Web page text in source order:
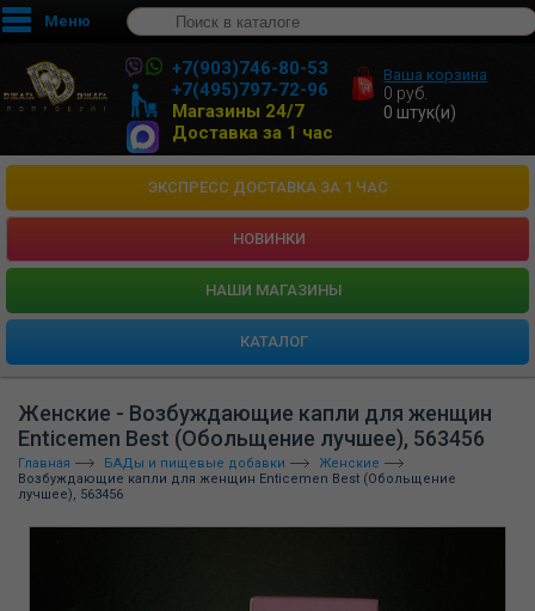
Меню
+7(903)746-80-53
+7(495)797-72-96
Магазины 24/7
Доставка за 1 час
Ваша корзина
0 руб.
0 штук(и)
ЭКСПРЕСС ДОСТАВКА ЗА 1 ЧАС
НОВИНКИ
HАШИ МАГАЗИНЫ
КАТАЛОГ
Женские - Возбуждающие капли для женщин
Enticemen Best (Обольщение лучшее), 563456
Главная БАДы и пищевые добавки
Женские
Возбуждающие капли для женщин Enticemen Best (Обольщение
лучшее), 563456